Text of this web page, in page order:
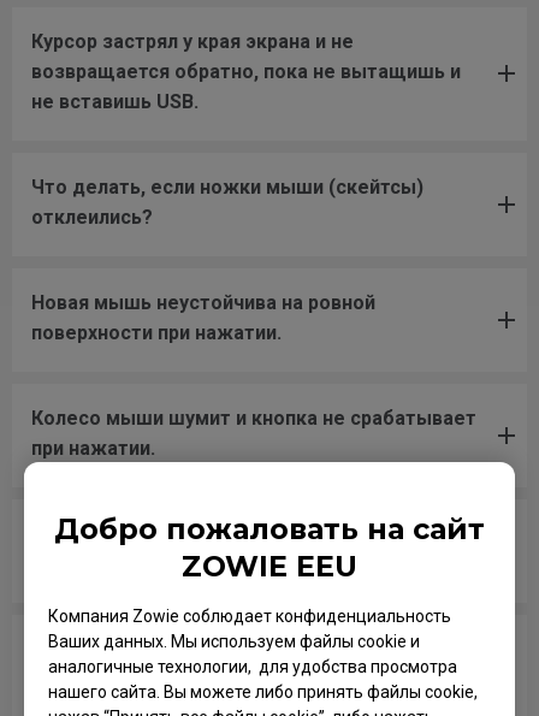
Добро пожаловать на сайт
ZOWIE EEU
Компания Zowie соблюдает конфиденциальность
Ваших данных. Мы используем файлы cookie и
аналогичные технологии, для удобства просмотра
нашего сайта. Вы можете либо принять файлы cookie,
Курсор застрял у края экрана и не
возвращается обратно, пока не вытащишь и
не вставишь USB.
Что делать, если ножки мыши (скейтсы)
отклеились?
Новая мышь неустойчива на ровной
поверхности при нажатии.
Колесо мыши шумит и кнопка не срабатывает
при нажатии.
Колесо мыши часто заедает при нажатии на
Колесико заедает и двигается туго при
прокрутке вверх-вниз.